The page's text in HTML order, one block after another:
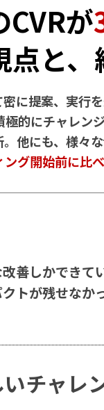
が
と、
に提案、実行
的にチャレン
他にも、様々
ング開始前に比
善しかできて
トが残せなか
チャレ